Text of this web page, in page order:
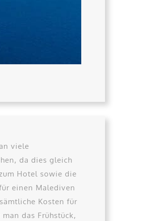
viele
da dies gleich
Hotel sowie die
einen Malediven
Kosten für
das Frühstück,